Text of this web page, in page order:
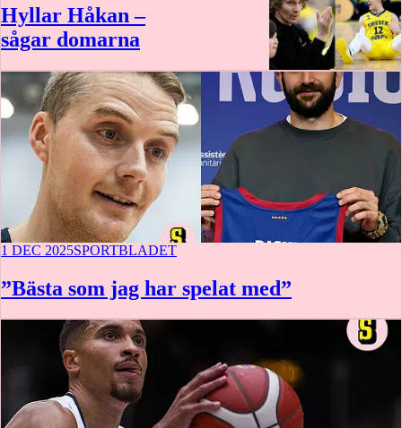
Hyllar Håkan –
sågar domarna
1 DEC 2025SPORTBLADET
”Bästa som jag har spelat med”